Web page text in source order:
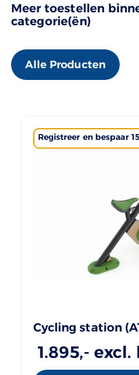
Meer toestellen
categorie(ën)
Alle Producten
Registreer en bespaar
Cycling station
1.895,-